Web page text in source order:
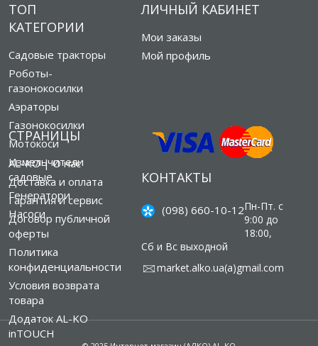
ТОП
КАТЕГОРИИ
Садовые тракторы
Роботы-
газонокосилки
Аэраторы
Газонокосилки
Мотокоси
Измельчители
садовые
Генератори
Насоси
СТРАНИЦЫ
AL-KO | О нас
Доставка и оплата
Гарантия и сервис
Договор публичной
оферты
Политика
конфиденциальности
Условия возврата
товара
Додаток AL-KO
inTOUCH
ЛИЧНЫЙ КАБИНЕТ
Мои заказы
Мой профиль
КОНТАКТЫ
(098) 660-10-12Пн-Пт. с
9:00 до
18:00,
Сб и Вс выходной
market.alko.ua(а)gmail.com